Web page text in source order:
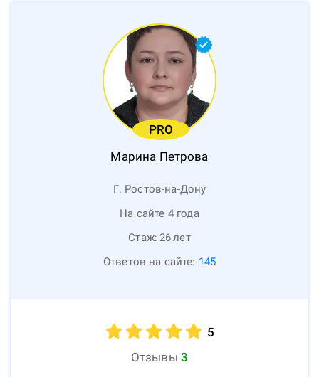
PRO
Марина Петрова
Г. Ростов-на-Дону
На сайте 4 года
Стаж: 26лет
Ответов на сайте: 145
5
Отзывы 3